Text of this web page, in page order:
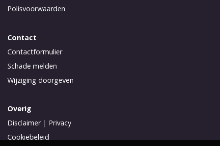
Polisvoorwaarden
Contact
Contactformulier
Schade melden
Wijziging doorgeven
Overig
Disclaimer| Privacy
Cookiebeleid